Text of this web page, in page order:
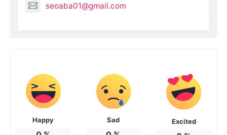
seoaba01@gmail.com
Happy Sad Excited